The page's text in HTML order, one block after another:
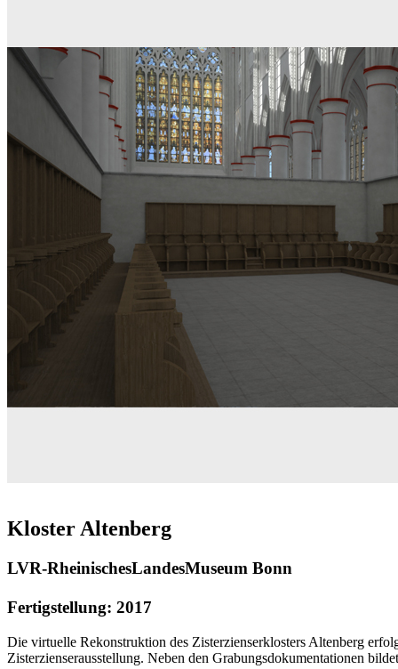
Kloster Altenberg
LVR-RheinischesLandesMuseum Bonn
Fertigstellung: 2017
Die virtuelle Rekonstruktion des Zisterzienserklosters Altenberg
Zisterzienserausstellung. Neben den Grabungsdokumentationen